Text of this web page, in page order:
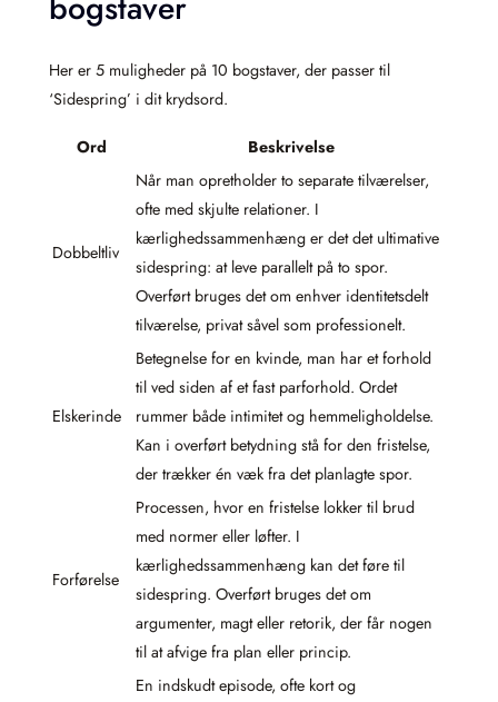
Her er 5 muligheder på 10 bogstaver, der passer til
‘Sidespring’ i dit krydsord.
Ord Beskrivelse
Dobbeltliv
Når man opretholder to separate tilværelser,
ofte med skjulte relationer. I
kærlighedssammenhæng er det det ultimative
sidespring: at leve parallelt på to spor.
Overført bruges det om enhver identitetsdelt
tilværelse, privat såvel som professionelt.
Elskerinde
Betegnelse for en kvinde, man har et forhold
til ved siden af et fast parforhold. Ordet
rummer både intimitet og hemmeligholdelse.
Kan i overført betydning stå for den fristelse,
der trækker én væk fra det planlagte spor.
Forførelse
Processen, hvor en fristelse lokker til brud
med normer eller løfter. I
kærlighedssammenhæng kan det føre til
sidespring. Overført bruges det om
argumenter, magt eller retorik, der får nogen
til at afvige fra plan eller princip.
En indskudt episode, ofte kort og